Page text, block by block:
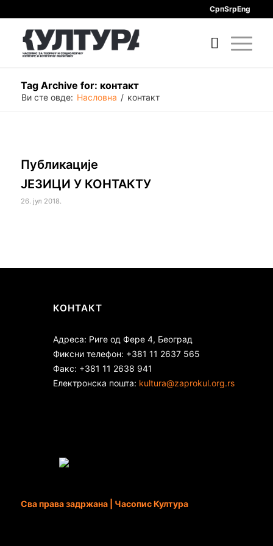
СрпSrpEng
Tag Archive for: контакт
Ви сте овде: Насловна / контакт
Публикације
ЈЕЗИЦИ У КОНТАКТУ
26. јул 2018.
КОНТАКТ
Адреса: Риге од Фере 4, Београд
Фиксни телефон: +381 11 2637 565
Факс: +381 11 2638 941
Електронска пошта: kultura@zaprokul.org.rs
Сва права задржана | Часопис Култура